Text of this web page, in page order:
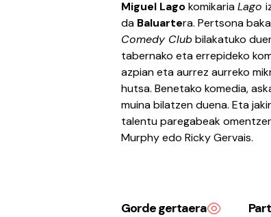
Miguel LagokomikariaLago
da Baluartera. Pertsona
Comedy Clubbilakatuko
tabernako eta errepideko
azpian eta aurrez aurreko
hutsa. Benetako komedia,
muina bilatzen duena. Eta
talentu paregabeak
Murphy edo Ricky Gervais.
Gorde gertaera